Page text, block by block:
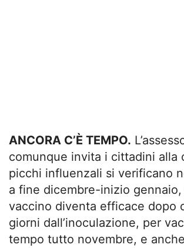
ANCORA C’È TEMPO.
comunque invita i cittadini alla
picchi influenzali si verificano
a fine dicembre-inizio
vaccino diventa efficace dopo
giorni dall’inoculazione, per
tempo tutto novembre, e